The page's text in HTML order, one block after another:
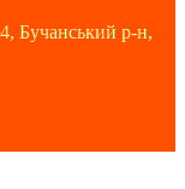
Бучанський р-н,